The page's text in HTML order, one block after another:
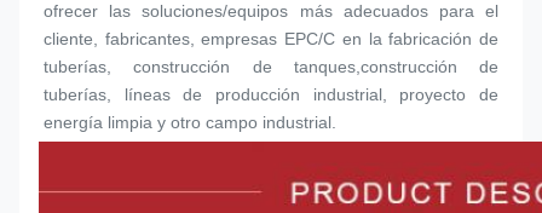
ofrecer las soluciones/equipos más adecuados para el
cliente, fabricantes, empresas EPC/C en la fabricación de
tuberías, construcción de tanques,construcción de
tuberías, líneas de producción industrial, proyecto de
energía limpia y otro campo industrial.